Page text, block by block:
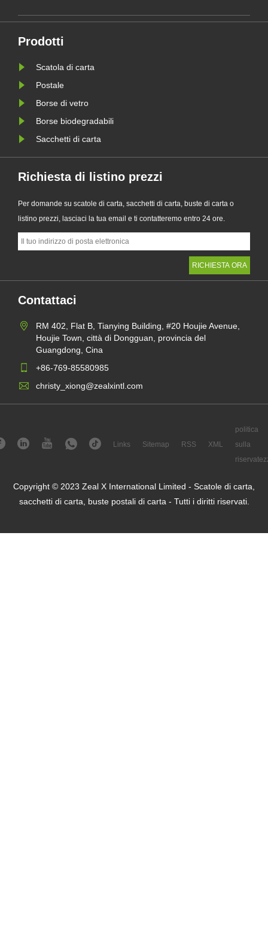
le
carta Glassine personalizzati.
Prodotti
Scatola di carta
Postale
Borse di vetro
Borse biodegradabili
Sacchetti di carta
Richiesta di listino prezzi
Per domande su scatole di carta, sacchetti di carta, buste di carta o
listino prezzi, lasciaci la tua email e ti contatteremo entro 24 ore.
Contattaci
RM 402, Flat B, Tianying Building, #20 Houjie Avenue,
Houjie Town, città di Dongguan, provincia del
Guangdong, Cina
+86-769-85580985
christy_xiong@zealxintl.com
Links Sitemap RSS XML
politica
sulla
Copyright © 2023 Zeal X International Limited - Scatole di carta,
sacchetti di carta, buste postali di carta - Tutti i diritti riservati.